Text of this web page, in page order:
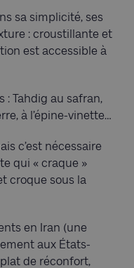
sa simplicité, ses
: croustillante et
est accessible à
: Tahdig au safran,
à l’épine-vinette…
c’est nécessaire
qui « craque »
croque sous la
en Iran (une
aux États-
de réconfort,